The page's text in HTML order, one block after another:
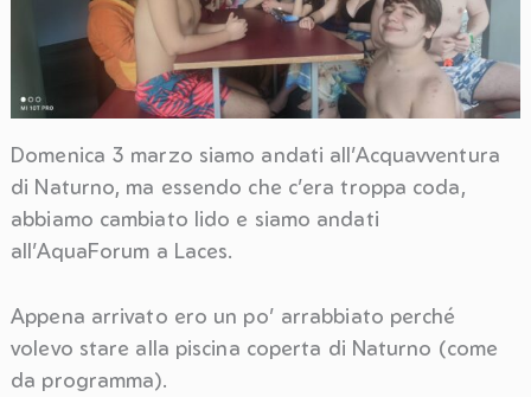
Domenica 3 marzo siamo andati all’Acquavventura
di Naturno, ma essendo che c’era troppa coda,
abbiamo cambiato lido e siamo andati
all’AquaForum a Laces.
Appena arrivato ero un po’ arrabbiato perché
volevo stare alla piscina coperta di Naturno (come
da programma).